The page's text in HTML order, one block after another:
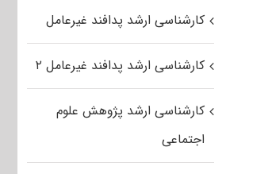
کارشناسی ارشد پدافند غیرعامل
کارشناسی ارشد پدافند غیرعامل ۲
کارشناسی ارشد پژوهش علوم
اجتماعی